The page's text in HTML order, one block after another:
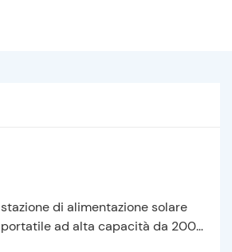
stazione di alimentazione solare
portatile ad alta capacità da 2000